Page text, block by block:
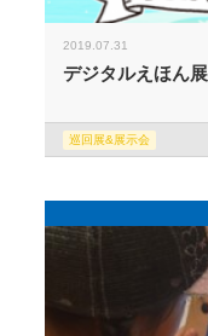
2019.07.31
デジタルえほん
巡回展&展示会